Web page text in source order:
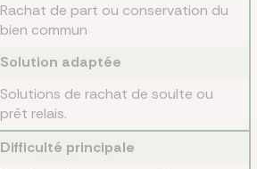
Rachat de part ou conservation du
bien commun
Solution adaptée
Solutions de rachat de soulte ou
prêt relais.
Difficulté principale